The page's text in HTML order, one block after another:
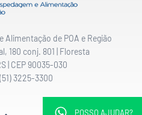
POSSO AJUDAR?
Alimentação de POA e Região
180 conj. 801 | Floresta
| CEP 90035-030
3225-3300